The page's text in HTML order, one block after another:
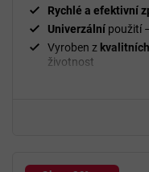
Rychlé a efektivní
Univerzální použití
Vyroben z
životnost